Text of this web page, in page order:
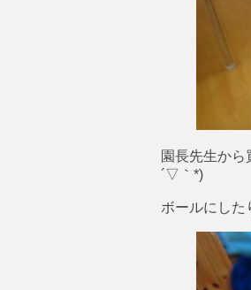
園長先生か
´▽｀*)
ボールにした